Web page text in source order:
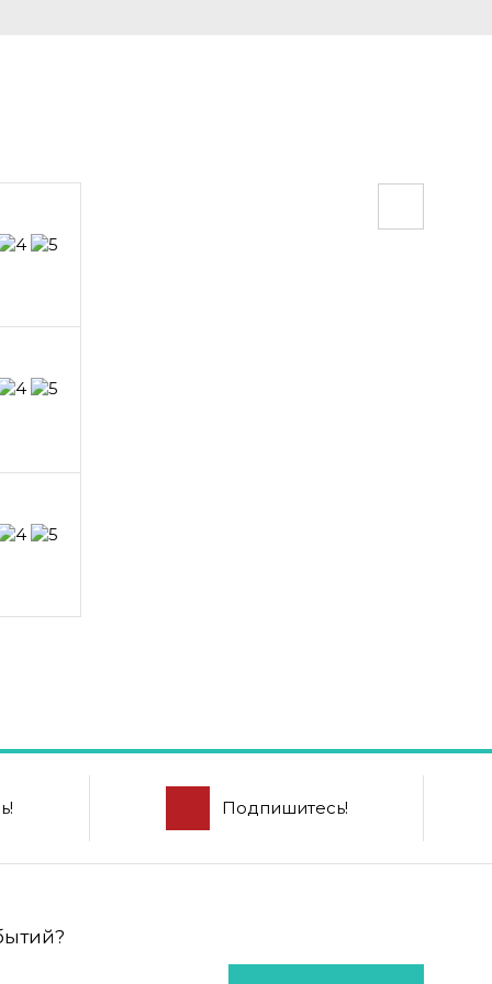
Подпишитесь!